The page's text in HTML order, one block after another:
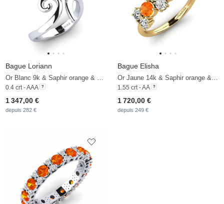
Bague Loriann
0.4 crt - AAA
1 347,00 €
depuis 282 €
Bague Elisha
1.55 crt - AA
1 720,00 €
depuis 249 €